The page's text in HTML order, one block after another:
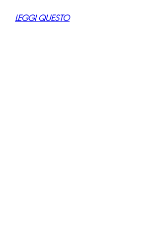
LEGGI QUESTO